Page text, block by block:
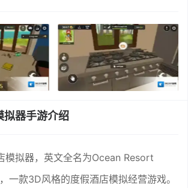
拟器手游介绍
模拟器，英文全名为Ocean Resort
一款3D风格的度假酒店模拟经营游戏。